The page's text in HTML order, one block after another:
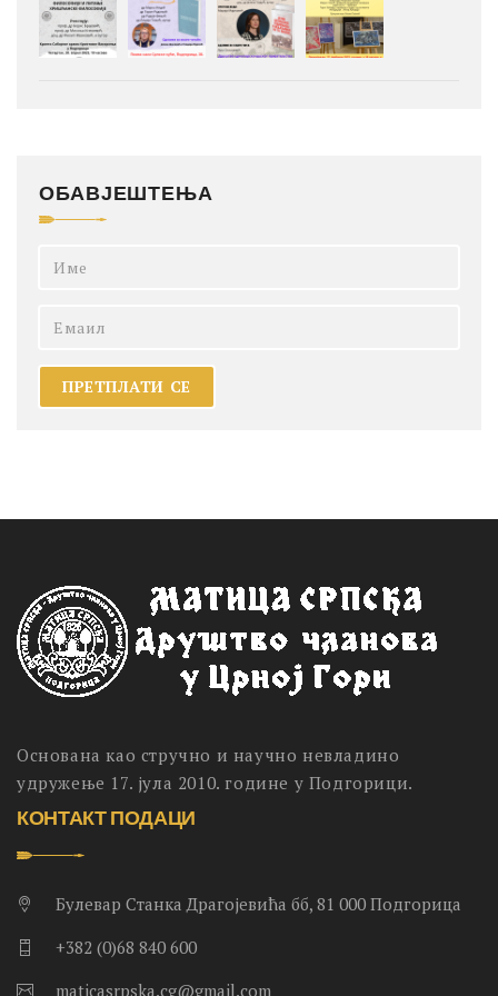
ОБАВЈЕШТЕЊА
Основана као стручно и научно невладино
удружење 17. јула 2010. године у Подгорици.
КОНТАКТ ПОДАЦИ
Булевар Станка Драгојевића бб, 81 000 Подгорица
+382 (0)68 840 600
maticasrpska.cg@gmail.com